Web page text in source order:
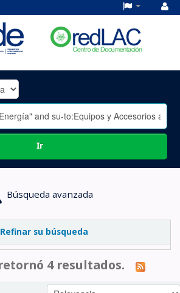
Ir
Búsqueda avanzada
Refinar su búsqueda
4 resultados.